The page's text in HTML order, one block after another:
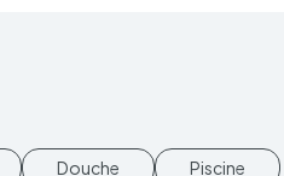
Douche Piscine